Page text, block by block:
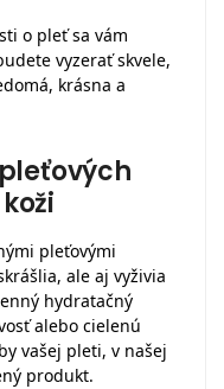
o pleť sa vám
vyzerať skvele,
krásna a
pleťovými
ale aj vyživia
hydratačný
alebo cielenú
vašej pleti, v našej
produkt.